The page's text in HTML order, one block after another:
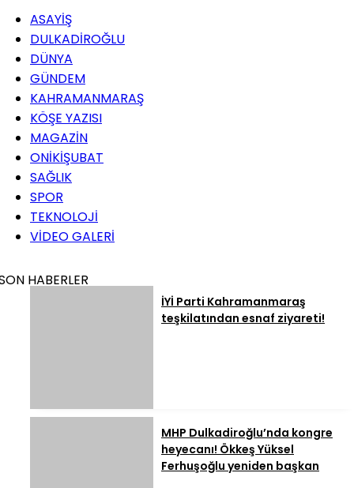
ASAYİŞ
DULKADİROĞLU
DÜNYA
GÜNDEM
KAHRAMANMARAŞ
KÖŞE YAZISI
MAGAZİN
ONİKİŞUBAT
SAĞLIK
SPOR
TEKNOLOJİ
VİDEO GALERİ
HABERLER
İYİ Parti Kahramanmaraş
teşkilatından esnaf ziyareti!
MHP Dulkadiroğlu’nda kongre
heyecanı! Ökkeş Yüksel
Ferhuşoğlu yeniden başkan